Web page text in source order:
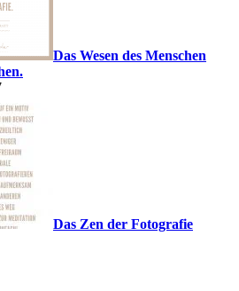
Das Wesen des Menschen
Das Zen der Fotografie